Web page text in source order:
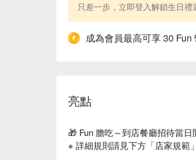
只差一步，立即登入解鎖生日禮
成為會員最高可享 30 Fun
亮點
🎁 Fun 膽吃～到店餐廳招待當日
※ 詳細規則請見下方「店家規範